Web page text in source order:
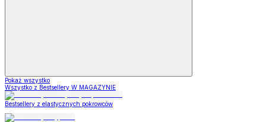
Pokaż wszystko
Wszystko z Bestsellery W MAGAZYNIE
Bestsellery z elastycznych pokrowców